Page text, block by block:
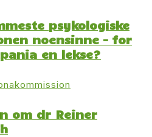
psykologiske
noensinne – for
en lekse?
om dr Reiner